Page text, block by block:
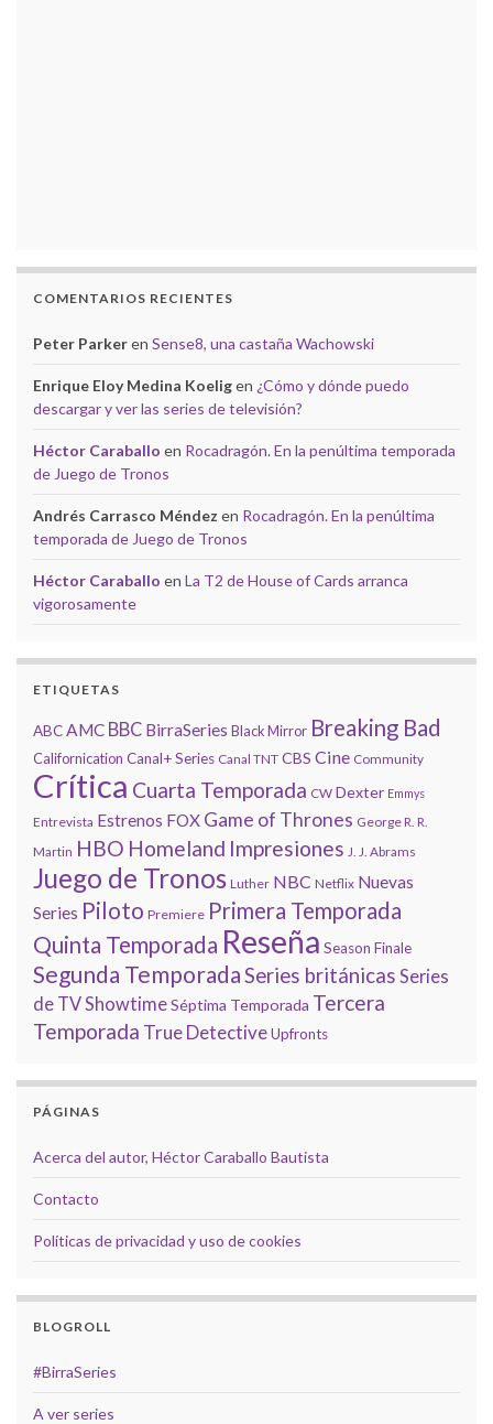
COMENTARIOS RECIENTES
Peter Parkeren Sense8, una castaña Wachowski
Enrique Eloy Medina Koeligen ¿Cómo y dónde puedo
descargar y ver las series de televisión?
Héctor Caraballo en Rocadragón. En la penúltima temporada
de Juego de Tronos
Andrés Carrasco Méndez en Rocadragón. En la penúltima
temporada de Juego de Tronos
Héctor Caraballo en La T2 de House of Cards arranca
vigorosamente
ETIQUETAS
ABC AMC BBC BirraSeries Black Mirror Breaking Bad
Californication Canal+ Series Canal TNT CBS Cine Community
Crítica Cuarta Temporada CW Dexter Emmys
Entrevista Estrenos FOX Game of Thrones George R. R.
Martin HBO Homeland Impresiones J. J. Abrams
Juego de Tronos Luther NBC Netflix Nuevas
Series Piloto Premiere Primera Temporada
Quinta Temporada Reseña Season Finale
Segunda TemporadaSeries británicas Series
de TVShowtimeSéptima Temporada Tercera
Temporada True DetectiveUpfronts
PÁGINAS
Acerca del autor, Héctor Caraballo Bautista
Contacto
Políticas de privacidad y uso de cookies
BLOGROLL
#BirraSeries
A ver series